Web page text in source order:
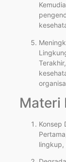
Materi
Konsep
lingkup,